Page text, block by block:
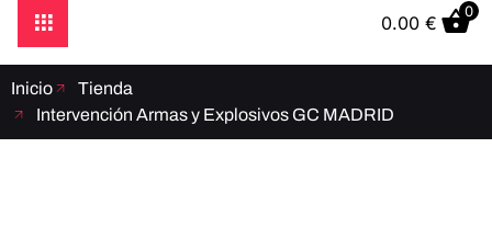
0.00 €
0
Inicio
Tienda
Intervención Armas y Explosivos GC MADRID